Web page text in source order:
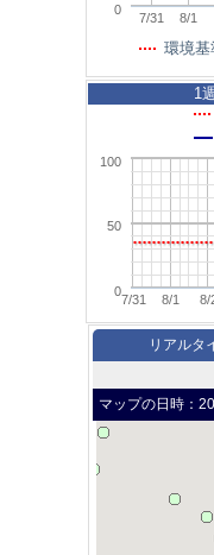
7/31 8/1
0
環境基
7/31 8/1 8/
0
50
100
1
リアルタ
マップの日時：